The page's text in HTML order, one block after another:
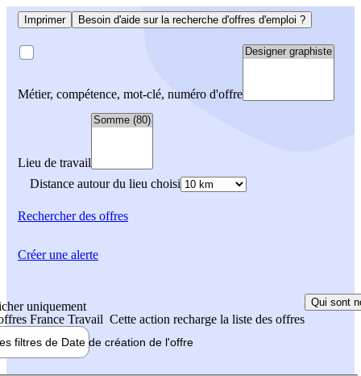
Imprimer Besoin d'aide sur la recherche d'offres d'emploi ?
Métier, compétence, mot-clé, numéro d'offre
Lieu de travail
Distance autour du lieu choisi
Rechercherdes offres
uniquement
France Travail Cette action recharge la liste des offres
Qui sont
filtres de Date de création de l'offre
Créer une alerte